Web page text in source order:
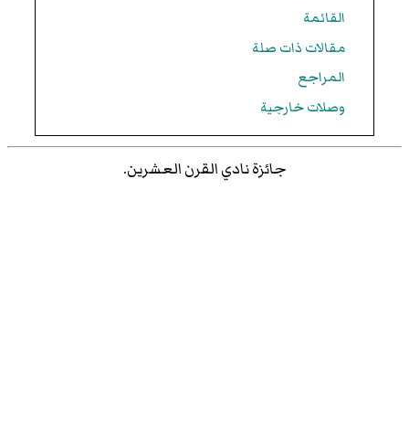
القائمة
مقالات ذات صلة
المراجع
وصلات خارجية
جائزة نادي القرن العشرين.